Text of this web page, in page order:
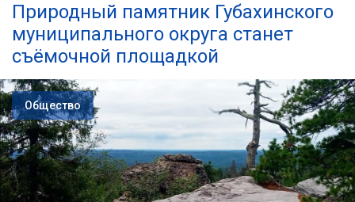
Природный памятник Губахинского
муниципального округа станет
съёмочной площадкой
Общество